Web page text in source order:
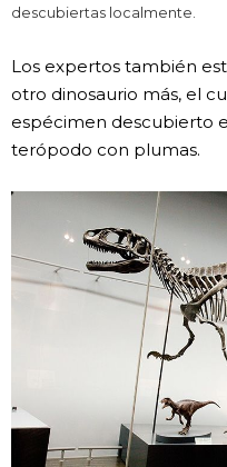
descubiertas localmente.
Los expertos también
otro dinosaurio más, el
espécimen descubierto
terópodo con plumas.